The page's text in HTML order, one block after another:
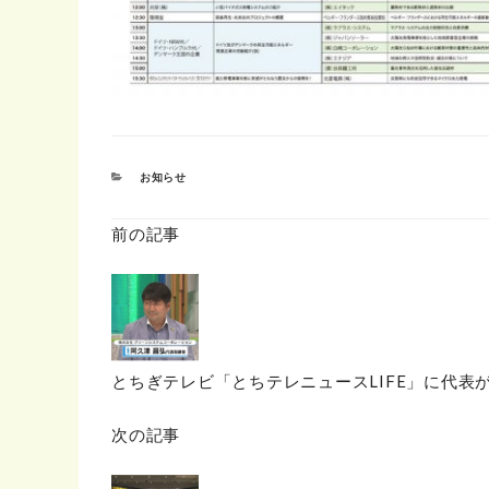
カ
リ
ー
お知らせ
前の記事
とちぎテレビ「とちテレニュースLIFE」に代表
次の記事